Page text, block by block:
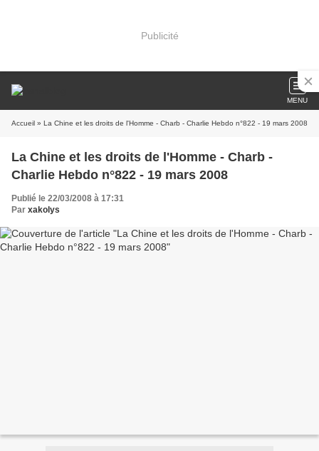
Publicité
MENU
Accueil » La Chine et les droits de l'Homme - Charb - Charlie Hebdo n°822 - 19 mars 2008
La Chine et les droits de l'Homme - Charb -
Charlie Hebdo n°822 - 19 mars 2008
Publié le 22/03/2008 à 17:31
Par xakolys